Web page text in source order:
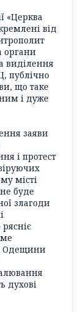
«Церква
від
органи
виділення
публічно
що таке
і дуже
заяви
і протест
місті
буде
злагоди
Одещини
духові